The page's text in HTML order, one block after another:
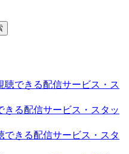
できる配信サービス・ス
きる配信サービス・スタッ
できる配信サービス・スタ